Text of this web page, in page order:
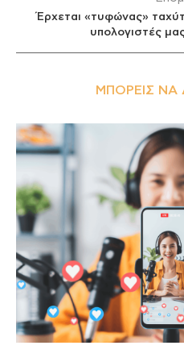
Έρχεται «τυφώνας»
υπολογιστές
ΜΠΟΡΕΊΣ ΝΑ